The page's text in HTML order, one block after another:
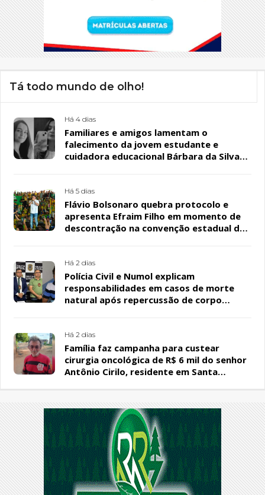
Tá todo mundo de olho!
Há 4 dias
Familiares e amigos lamentam o
falecimento da jovem estudante e
cuidadora educacional Bárbara da Silva
Há 5 dias
Flávio Bolsonaro quebra protocolo e
apresenta Efraim Filho em momento de
descontração na convenção estadual do
Há 2 dias
Polícia Civil e Numol explicam
responsabilidades em casos de morte
natural após repercussão de corpo
Há 2 dias
Família faz campanha para custear
cirurgia oncológica de R$ 6 mil do senhor
Antônio Cirilo, residente em Santa